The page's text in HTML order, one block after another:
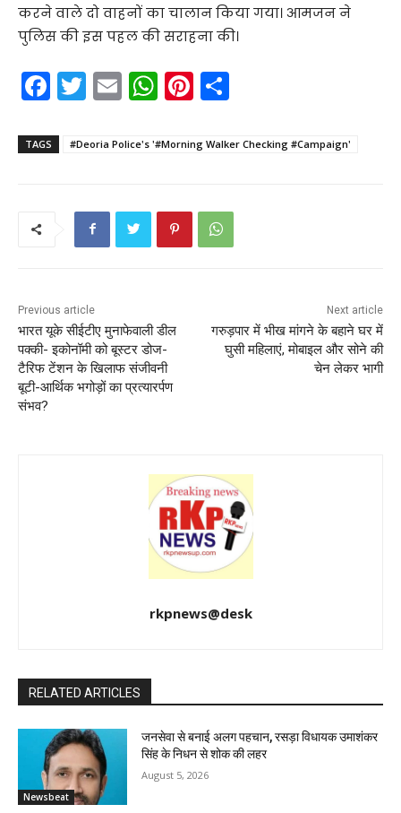
करने वाले दो वाहनों का चालान किया गया। आमजन ने
पुलिस की इस पहल की सराहना की।
F
a
c
T
w
itt
E
m
ai
W
h
a
p
p
Pi
nt
er ar
TAGS #Deoria Police's '#Morning Walker Checking #Campaign'
Previous article
भारत यूके सीईटीए मुनाफेवाली डील
पक्की- इकोनॉमी को बूस्टर डोज-
टैरिफ टेंशन के खिलाफ संजीवनी
बूटी-आर्थिक भगोड़ों का प्रत्यारर्पण
संभव?
Next article
गरुड़पार में भीख मांगने के बहाने घर में
घुसी महिलाएं, मोबाइल और सोने की
चेन लेकर भागी
rkpnews@desk
RELATED ARTICLES
Newsbeat
जनसेवा से बनाई अलग पहचान, रसड़ा विधायक उमाशंकर
सिंह के निधन से शोक की लहर
August 5, 2026